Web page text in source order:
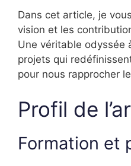
Dans cet article, je
vision et les
Une véritable odyssée
projets qui
pour nous rapprocher
Profil de
Formation et